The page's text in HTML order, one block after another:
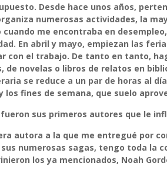
Desde hace unos años,
numerosas actividades, la
cuando me encontraba en
En abril y mayo, empiezan las
con el trabajo. De tanto en tanto,
de novelas o libros de relatos en
se reduce a un par de horas al
los fines de semana, que suelo
fueron sus primeros autores que le
autora a la que me entregué por
numerosas sagas, tengo toda la
los ya mencionados, Noah